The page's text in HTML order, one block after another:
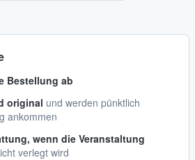
Bestellung ab
original und werden pünktlich
ankommen
wenn die Veranstaltung
verlegt wird